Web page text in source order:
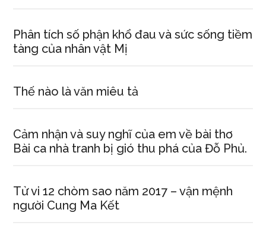
Phân tích số phận khổ đau và sức sống tiềm
tàng của nhân vật Mị
Thế nào là văn miêu tả
Cảm nhận và suy nghĩ của em về bài thơ
Bài ca nhà tranh bị gió thu phá của Đỗ Phủ.
Tử vi 12 chòm sao năm 2017 – vận mệnh
người Cung Ma Kết